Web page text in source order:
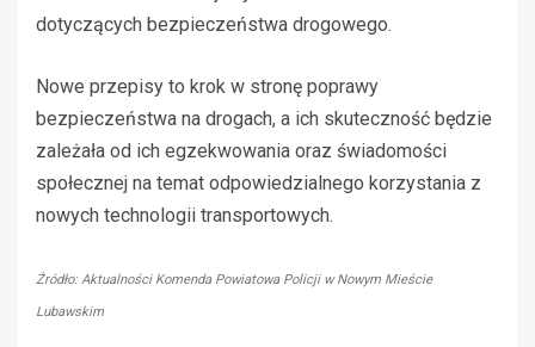
dotyczących bezpieczeństwa drogowego.
Nowe przepisy to krok w stronę poprawy
bezpieczeństwa na drogach, a ich skuteczność będzie
zależała od ich egzekwowania oraz świadomości
społecznej na temat odpowiedzialnego korzystania z
nowych technologii transportowych.
Źródło: Aktualności Komenda Powiatowa Policji w Nowym Mieście
Lubawskim